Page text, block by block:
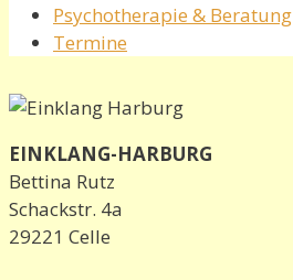
Psychotherapie & Beratung
Termine
EINKLANG-HARBURG
Bettina Rutz
Schackstr. 4a
29221 Celle